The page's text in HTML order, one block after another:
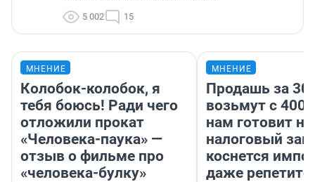
5 002 15
МНЕНИЕ
Колобок-колобок, я
тебя боюсь! Ради чего
отложили прокат
«Человека-паука» —
отзыв о фильме про
«человека-булку»
МНЕНИЕ
Продашь за
возьмут с
нам готовит
налоговый
коснется
даже